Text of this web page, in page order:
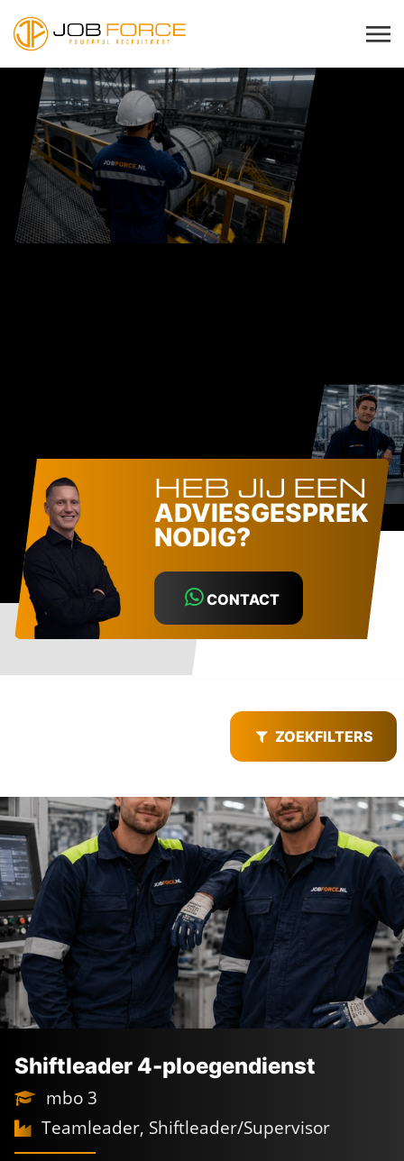
VACATURES 4-
PLOEGENDIENST
De kracht achter
Debeste voorwaarden
HEB JIJ EEN
ADVIESGESPREK
NODIG?
CONTACT
ZOEKFILTERS
Shiftleader 4-ploegendienst
mbo 3
Teamleader, Shiftleader/Supervisor